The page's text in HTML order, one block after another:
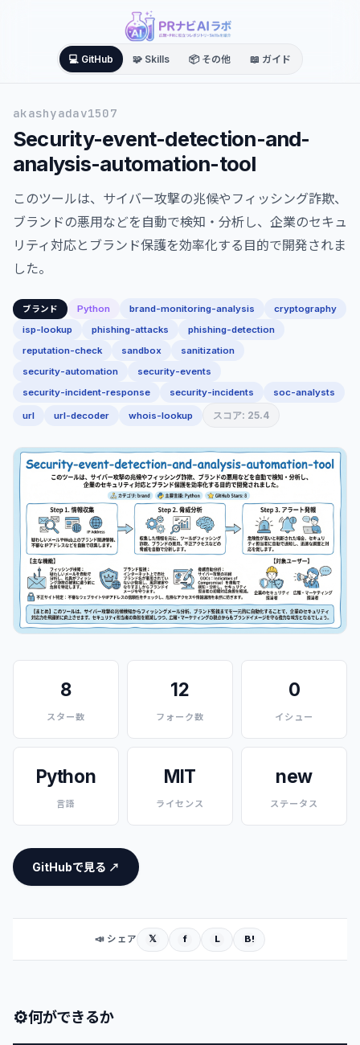
💻 GitHub 🧩 Skills 📦 その他 📖 ガイド
akashyadav1507
Security-event-detection-and-
analysis-automation-tool
このツールは、サイバー攻撃の兆候やフィッシング詐欺、
ブランドの悪用などを自動で検知・分析し、企業のセキュ
リティ対応とブランド保護を効率化する目的で開発されま
した。
ブランド Python brand-monitoring-analysis
cryptography
isp-lookup
phishing-attacks
phishing-detection
reputation-check
sandbox
sanitization
security-automation
security-events
security-incident-response
security-incidents soc-analysts
url url-decoder whois-lookup スコア: 25.4
8
スター数
12
フォーク数
0
イシュー
Python
言語
MIT
ライセンス
new
ステータス
GitHubで見る ↗
📣 シェア 𝕏 f L B!
⚙何ができるか